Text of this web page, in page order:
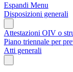
Espandi Menu
Disposizioni generali
Attestazioni OIV o
Piano triennale per
Atti generali